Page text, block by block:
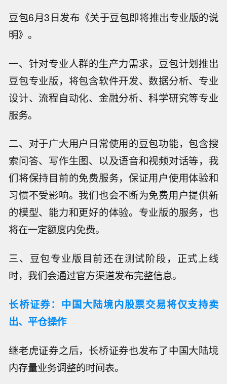
豆包6月3日发布《关于豆包即将推出专业版的说
明》。
一、针对专业人群的生产力需求，豆包计划推出
豆包专业版，将包含软件开发、数据分析、专业
设计、流程自动化、金融分析、科学研究等专业
服务。
二、对于广大用户日常使用的豆包功能，包含搜
索问答、写作生图、以及语音和视频对话等，我
们将保持目前的免费服务，保证用户使用体验和
习惯不受影响。我们也会不断为免费用户提供新
的模型、能力和更好的体验。专业版的服务，也
将在一定额度内免费。
三、豆包专业版目前还在测试阶段，正式上线
时，我们会通过官方渠道发布完整信息。
长桥证券：中国大陆境内股票交易将仅支持卖
出、平仓操作
继老虎证券之后，长桥证券也发布了中国大陆境
内存量业务调整的时间表。